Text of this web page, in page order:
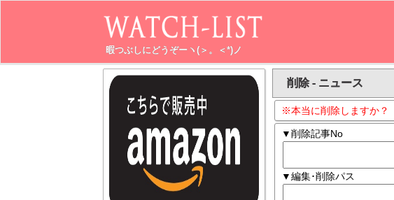
暇つぶしにどうぞーヽ(＞。＜*)ノ
削除 - ニュース
※本当に削除しますか？
▼削除記事No
▼編集･削除パス